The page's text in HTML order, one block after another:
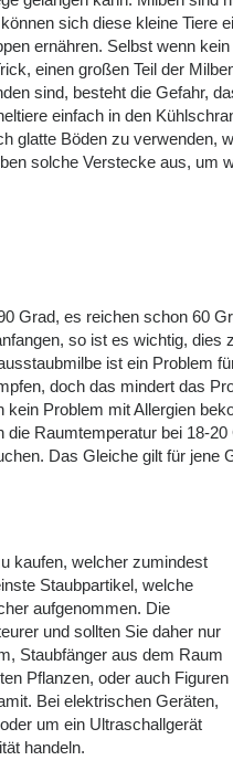
sich diese kleine Tiere
ernähren. Selbst wenn kein
einen großen Teil der
sind, besteht die Gefahr,
einfach in den
glatte Böden zu verwenden,
solche Verstecke aus, um
Grad, es reichen schon 60
so ist es wichtig,
ist ein Problem
doch das mindert das
kein Problem mit Allergien
Raumtemperatur bei 18-
Das Gleiche gilt für jene
kaufen, welcher zumindest
Staubpartikel, welche
aufgenommen. Die
und sollten Sie daher nur
Staubfänger aus dem Raum
Pflanzen, oder auch Figuren
Bei elektrischen Geräten,
um ein Ultraschallgerät
handeln.